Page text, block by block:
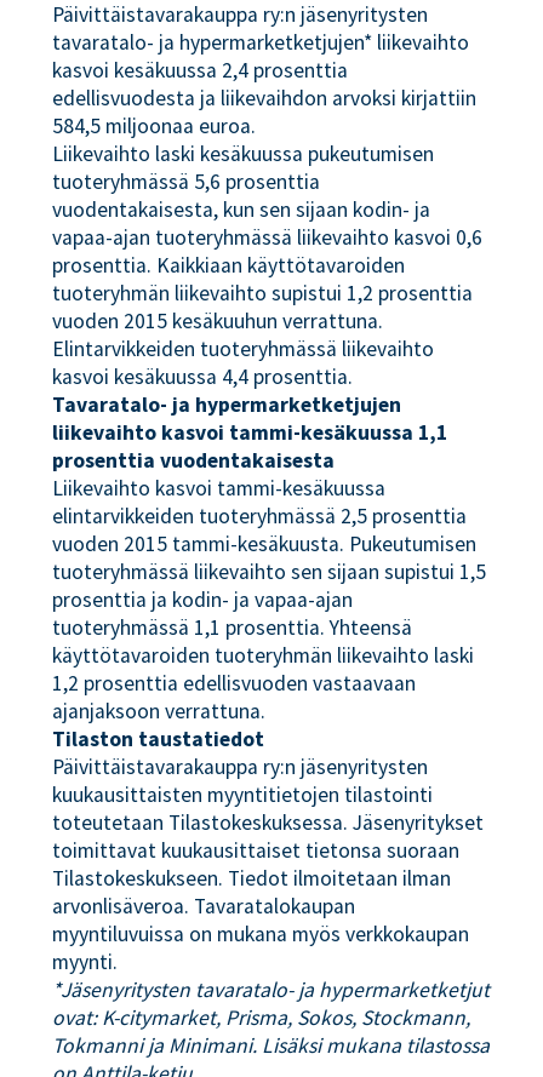
Päivittäistavarakauppa ry:n jäsenyritysten
tavaratalo- ja hypermarketketjujen* liikevaihto
kasvoi kesäkuussa 2,4 prosenttia
edellisvuodesta ja liikevaihdon arvoksi kirjattiin
584,5 miljoonaa euroa.
Liikevaihto laski kesäkuussa pukeutumisen
tuoteryhmässä 5,6 prosenttia
vuodentakaisesta, kun sen sijaan kodin- ja
vapaa-ajan tuoteryhmässä liikevaihto kasvoi 0,6
prosenttia. Kaikkiaan käyttötavaroiden
tuoteryhmän liikevaihto supistui 1,2 prosenttia
vuoden 2015 kesäkuuhun verrattuna.
Elintarvikkeiden tuoteryhmässä liikevaihto
kasvoi kesäkuussa 4,4 prosenttia.
Tavaratalo- ja hypermarketketjujen
liikevaihto kasvoi tammi-kesäkuussa 1,1
prosenttia vuodentakaisesta
Liikevaihto kasvoi tammi-kesäkuussa
elintarvikkeiden tuoteryhmässä 2,5 prosenttia
vuoden 2015 tammi-kesäkuusta. Pukeutumisen
tuoteryhmässä liikevaihto sen sijaan supistui 1,5
prosenttia ja kodin- ja vapaa-ajan
tuoteryhmässä 1,1 prosenttia. Yhteensä
käyttötavaroiden tuoteryhmän liikevaihto laski
1,2 prosenttia edellisvuoden vastaavaan
ajanjaksoon verrattuna.
Tilaston taustatiedot
Päivittäistavarakauppa ry:n jäsenyritysten
kuukausittaisten myyntitietojen tilastointi
toteutetaan Tilastokeskuksessa. Jäsenyritykset
toimittavat kuukausittaiset tietonsa suoraan
Tilastokeskukseen. Tiedot ilmoitetaan ilman
arvonlisäveroa. Tavaratalokaupan
myyntiluvuissa on mukana myös verkkokaupan
myynti.
*Jäsenyritysten tavaratalo- ja hypermarketketjut
ovat: K-citymarket, Prisma, Sokos, Stockmann,
Tokmanni ja Minimani. Lisäksi mukana tilastossa